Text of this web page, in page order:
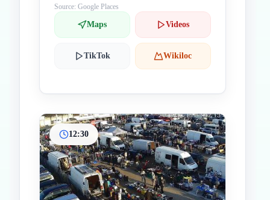
Source: Google Places
Maps Videos
TikTok Wikiloc
12:30